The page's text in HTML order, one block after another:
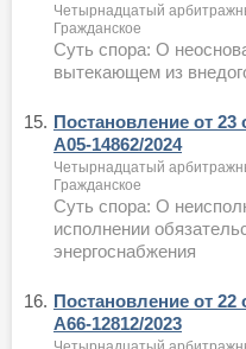
Четырнадцатый
Гражданское
Суть спора: О
вытекающем из
15. Постановление от 23
А05-14862/2024
Четырнадцатый
Гражданское
Суть спора: О
исполнении
энергоснабжения
16. Постановление от 22
А66-12812/2023